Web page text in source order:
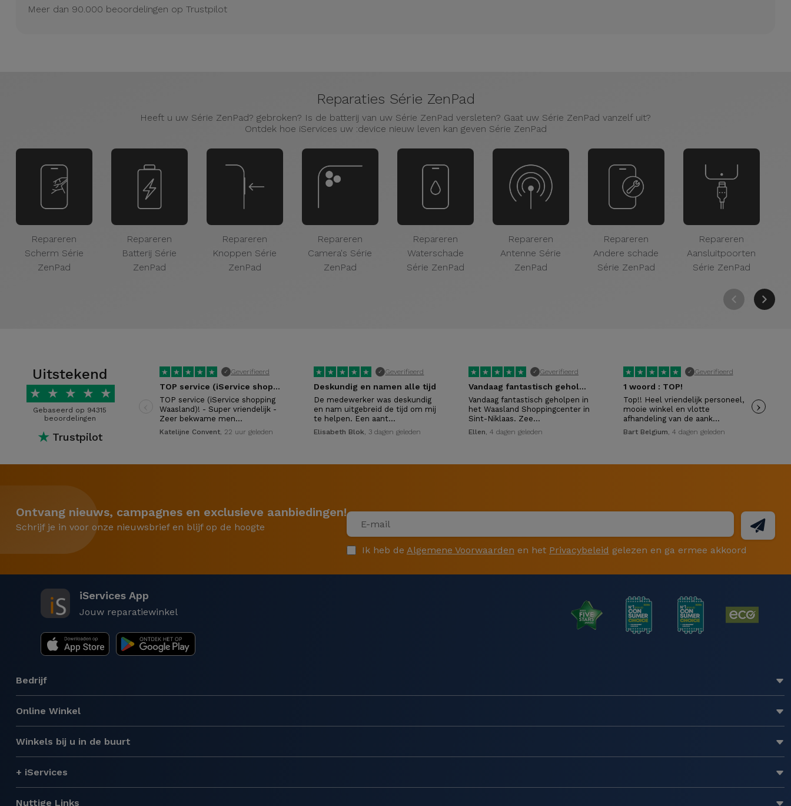
Meer dan 90.000 beoordelingen op Trustpilot
Reparaties Série ZenPad
Heeft u uw Série ZenPad? gebroken? Is de batterij van uw Série ZenPad versleten? Gaat uw Série ZenPad vanzelf uit?
Ontdek hoe iServices uw :device nieuw leven kan geven Série ZenPad
Repareren
Scherm Série
ZenPad
Repareren
Batterij Série
ZenPad
Repareren
Knoppen Série
ZenPad
Repareren
Camera's Série
ZenPad
Repareren
Waterschade
Série ZenPad
Repareren
Antenne Série
ZenPad
Repareren
Andere schade
Série ZenPad
Repareren
Aansluitpoorten
Série ZenPad
Uitstekend
★ ★ ★ ★ ★
Gebaseerd op 94315
beoordelingen
★ Trustpilot
★ ★ ★ ★ ★ ✓ Geverifieerd
TOP service (iService shopping…
TOP service (iService shopping
Waasland)! - Super vriendelijk -
Zeer bekwame men…
Katelijne Convent, 22 uur geleden
★ ★ ★ ★ ★ ✓ Geverifieerd
Deskundig en namen alle tijd
De medewerker was deskundig
en nam uitgebreid de tijd om mij
te helpen. Een aant…
Elisabeth Blok, 3 dagen geleden
★ ★ ★ ★ ★ ✓ Geverifieerd
Vandaag fantastisch geholpen in het…
Vandaag fantastisch geholpen in
het Waasland Shoppingcenter in
Sint-Niklaas. Zee…
Ellen, 4 dagen geleden
★ ★ ★ ★ ★ ✓ Geverifieerd
1 woord : TOP!
Top!! Heel vriendelijk personeel,
mooie winkel en vlotte
afhandeling van de aank…
Bart Belgium, 4 dagen geleden
›
Ontvang nieuws, campagnes en exclusieve aanbiedingen!
Schrijf je in voor onze nieuwsbrief en blijf op de hoogte
Ik heb de Algemene Voorwaarden en het Privacybeleid gelezen en ga ermee akkoord
iServices App
Jouw reparatiewinkel
Bedrijf
Online Winkel
Winkels bij u in de buurt
+ iServices
Nuttige Links